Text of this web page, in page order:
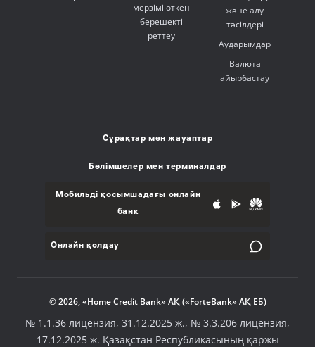
мерзімі өткен
берешекті
реттеу
және алу
тәсілдері
Аударымдар
Валюта
айырбастау
Сұрақтар мен жауаптар
Бөлімшелер мен терминалдар
Мобильді қосымшадағы онлайн
банк
Онлайн қолдау
© 2026, «Home Credit Bank» АҚ («ForteBank» АҚ ЕБ)
№ 1.1.36 лицензия, 31.12.2025 ж., № 3.3.206 лицензия,
17.12.2025 ж. Қазақстан Республикасының қаржы